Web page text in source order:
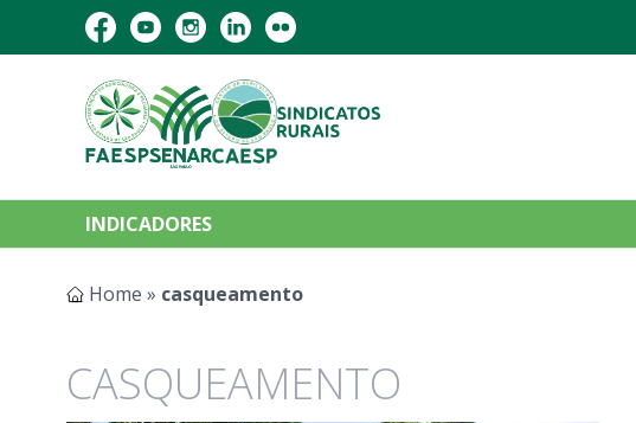
INDICADORES
Home » casqueamento
CASQUEAMENTO